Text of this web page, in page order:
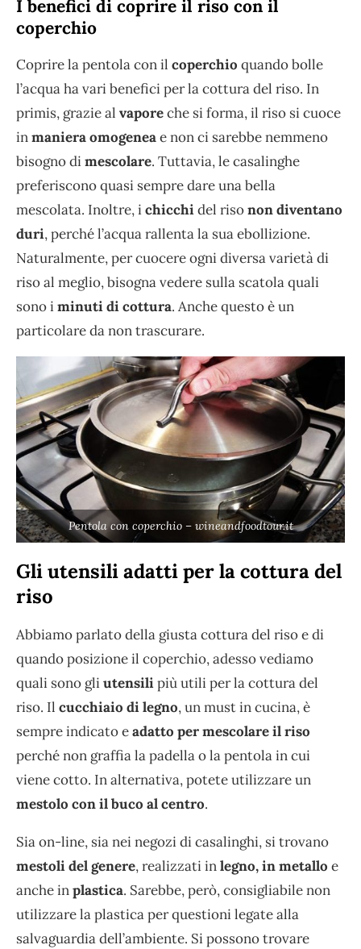
I benefici di coprire il riso con il
coperchio
Coprire la pentola con il coperchio quando bolle
l’acqua ha vari benefici per la cottura del riso. In
primis, grazie al vaporeche si forma, il riso si cuoce
inmaniera omogeneae non ci sarebbe nemmeno
bisogno dimescolare. Tuttavia, le casalinghe
preferiscono quasi sempre dare una bella
mescolata. Inoltre, ichicchidel risonon diventano
duri, perché l’acqua rallenta la sua ebollizione.
Naturalmente, per cuocere ogni diversa varietà di
riso al meglio, bisogna vedere sulla scatola quali
sono iminuti di cottura. Anche questo è un
particolare da non trascurare.
Pentola con coperchio – wineandfoodtour.it
Gli utensili adatti per la cottura del
riso
Abbiamo parlato della giusta cottura del riso e di
quando posizione il coperchio, adesso vediamo
quali sono gliutensilipiù utili per la cottura del
riso. Il cucchiaio di legno, un must in cucina, è
sempre indicato eadatto per mescolare il riso
perché non graffia la padella o la pentola in cui
viene cotto. In alternativa, potete utilizzare un
mestolo con il buco al centro.
Sia on-line, sia nei negozi di casalinghi, si trovano
mestoli del genere, realizzati inlegno, in metallo e
anche inplastica. Sarebbe, però, consigliabile non
utilizzare la plastica per questioni legate alla
salvaguardia dell’ambiente. Si possono trovare